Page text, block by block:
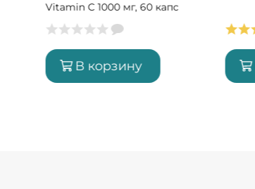
Vitamin C 1000 мг, 60 капс
(60 порций)
В корзину